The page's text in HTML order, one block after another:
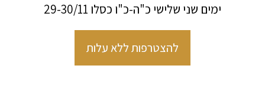
ימים שני שלישי כ"ה-כ"ו כסלו 29-30/11
להצטרפות ללא עלות